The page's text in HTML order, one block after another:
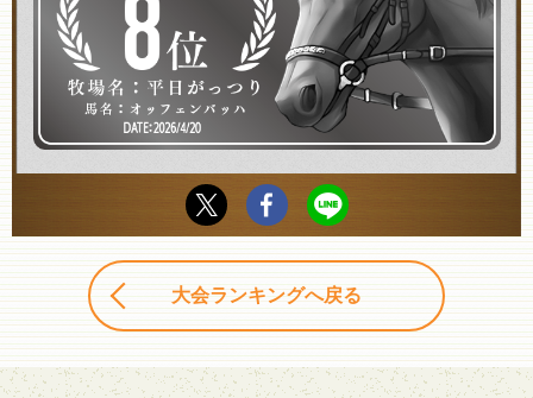
大会ランキングへ戻る